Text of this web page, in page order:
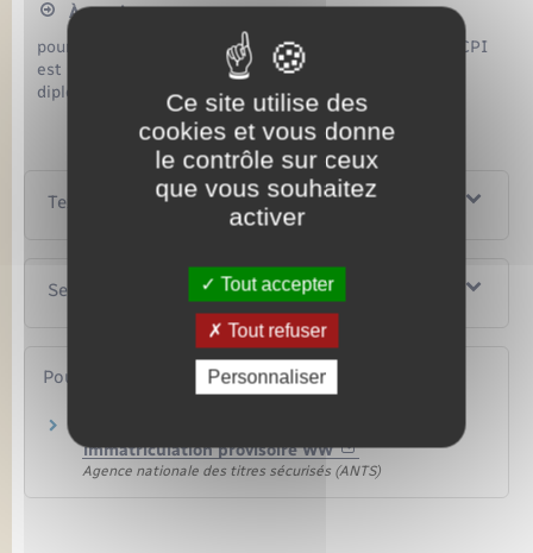
À savoir
pour un véhicule de location courte durée, la durée du CPI
est portée à 8 mois. Pour une immatriculation
diplomatique, sa durée est de 3 mois.
Textes de référence
Services en ligne et formulaires
Pour en savoir plus
immatriculation provisoire WW
Agence nationale des titres sécurisés (ANTS)
Ce site utilise des
cookies et vous donne
le contrôle sur ceux
que vous souhaitez
activer
Tout accepter
Tout refuser
Personnaliser